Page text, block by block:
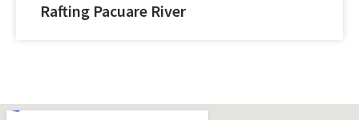
Rafting Pacuare River